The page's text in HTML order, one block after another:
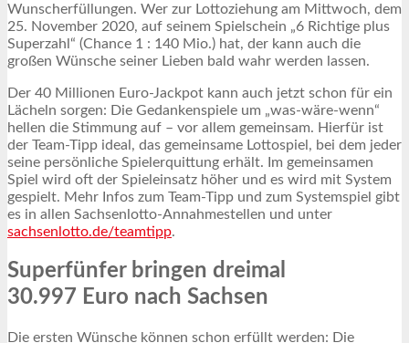
Wunscherfüllungen. Wer zur Lottoziehung am Mittwoch, dem
25. November 2020, auf seinem Spielschein „6 Richtige plus
Superzahl“ (Chance 1 : 140 Mio.) hat, der kann auch die
großen Wünsche seiner Lieben bald wahr werden lassen.
Der 40 Millionen Euro-Jackpot kann auch jetzt schon für ein
Lächeln sorgen: Die Gedankenspiele um „was-wäre-wenn“
hellen die Stimmung auf – vor allem gemeinsam. Hierfür ist
der Team-Tipp ideal, das gemeinsame Lottospiel, bei dem jeder
seine persönliche Spielerquittung erhält. Im gemeinsamen
Spiel wird oft der Spieleinsatz höher und es wird mit System
gespielt. Mehr Infos zum Team-Tipp und zum Systemspiel gibt
es in allen Sachsenlotto-Annahmestellen und unter
sachsenlotto.de/teamtipp.
Superfünfer bringen dreimal
30.997 Euro nach Sachsen
Die ersten Wünsche können schon erfüllt werden: Die